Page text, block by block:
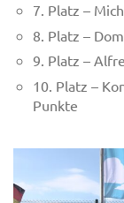
7. Platz –
8. Platz –
9. Platz –
10. Platz –
Punkte